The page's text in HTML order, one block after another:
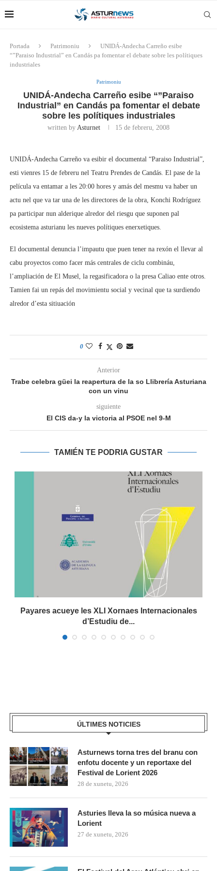
Portada Patrimoniu
UNIDÁ-Andecha Carreño esibe
“”Paraiso Industrial” en Candás pa fomentar el debate sobre les polítiques
industriales
Patrimoniu
UNIDÁ-Andecha Carreño esibe “”Paraiso
Industrial” en Candás pa fomentar el debate
sobre les polítiques industriales
written by Asturnet 15 de febreru, 2008
UNIDÁ-Andecha Carreño va esibir el documental “Paraiso Industrial”,
esti vienres 15 de febreru nel Teatru Prendes de Candás. El pase de la
película va entamar a les 20:00 hores y amás del mesmu va haber un
actu nel que va tar una de les directores de la obra, Konchi Rodríguez
pa participar nun alderique alredor del riesgu que suponen pal
ecosistema asturianu les nueves polítiques enerxetiques.
El documental denuncia l’impautu que puen tener na rexón el llevar al
cabu proyectos como facer más centrales de ciclu combináu,
l’ampliación de El Musel, la regasificadora o la presa Caliao ente otros.
Tamien fai un repás del movimientu social y vecinal que ta surdiendo
alredor d’esta sitiuación
0
Anterior
Trabe celebra güei la reapertura de la so Llibrería Asturiana
con un vinu
siguiente
El CIS da-y la victoria al PSOE nel 9-M
TAMIÉN TE PODRIA GUSTAR
Payares acueye les XLI Xornaes Internacionales
d’Estudiu de...
ÚLTIMES NOTICIES
Asturnews torna tres del branu con
enfotu docente y un reportaxe del
Festival de Lorient 2026
28 de xunetu, 2026
Asturies lleva la so música nueva a
Lorient
27 de xunetu, 2026